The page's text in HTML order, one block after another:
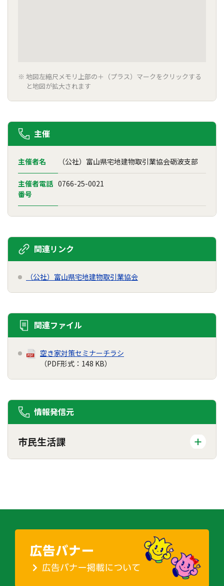
地図左縮尺メモリ上部の＋（プラス）マークをクリックする
と地図が拡大されます
主催
主催者名 （公社）富山県宅地建物取引業協会砺波支部
主催者電話
番号
0766-25-0021
関連リンク
（公社）富山県宅地建物取引業協会
関連ファイル
空き家対策セミナーチラシ
（PDF形式：148 KB）
情報発信元
市民生活課